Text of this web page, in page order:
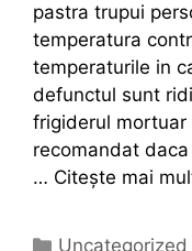
pastra trupui
temperatura
temperaturile in
defunctul sunt
frigiderul mortuar
recomandat
… Citește mai
Categorii
Uncategorized